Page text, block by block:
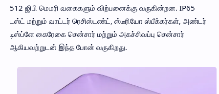
512 ஜிபி மெமரி வகைகளும் விற்பனைக்கு வருகின்றன. IP65
டஸ்ட் மற்றும் வாட்டர் ரெசிஸ்டண்ட், ஸ்டீரியோ ஸ்பீக்கர்கள், அண்டர்
டிஸ்ப்ளே கைரேகை சென்சார் மற்றும் அகச்சிவப்பு சென்சார்
ஆகியவற்றுடன் இந்த போன் வருகிறது.